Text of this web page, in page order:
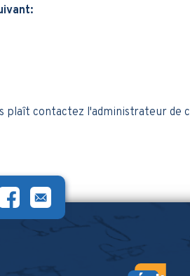
plaît contactez l'administrateur de